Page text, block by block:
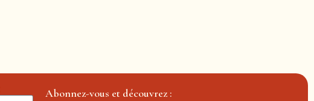
Abonnez-vous et découvrez :